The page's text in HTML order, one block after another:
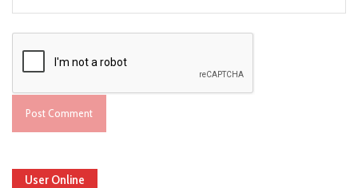
User Online